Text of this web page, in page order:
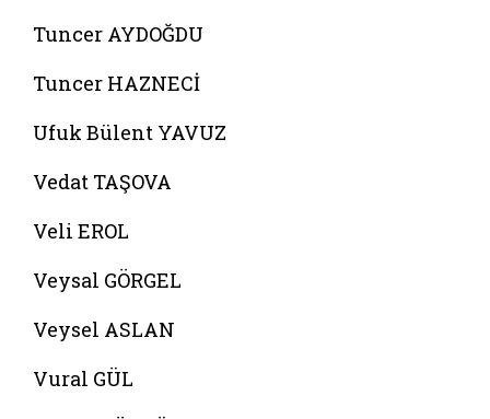
Tuncer AYDOĞDU
Tuncer HAZNECİ
Ufuk Bülent YAVUZ
Vedat TAŞOVA
Veli EROL
Veysal GÖRGEL
Veysel ASLAN
Vural GÜL